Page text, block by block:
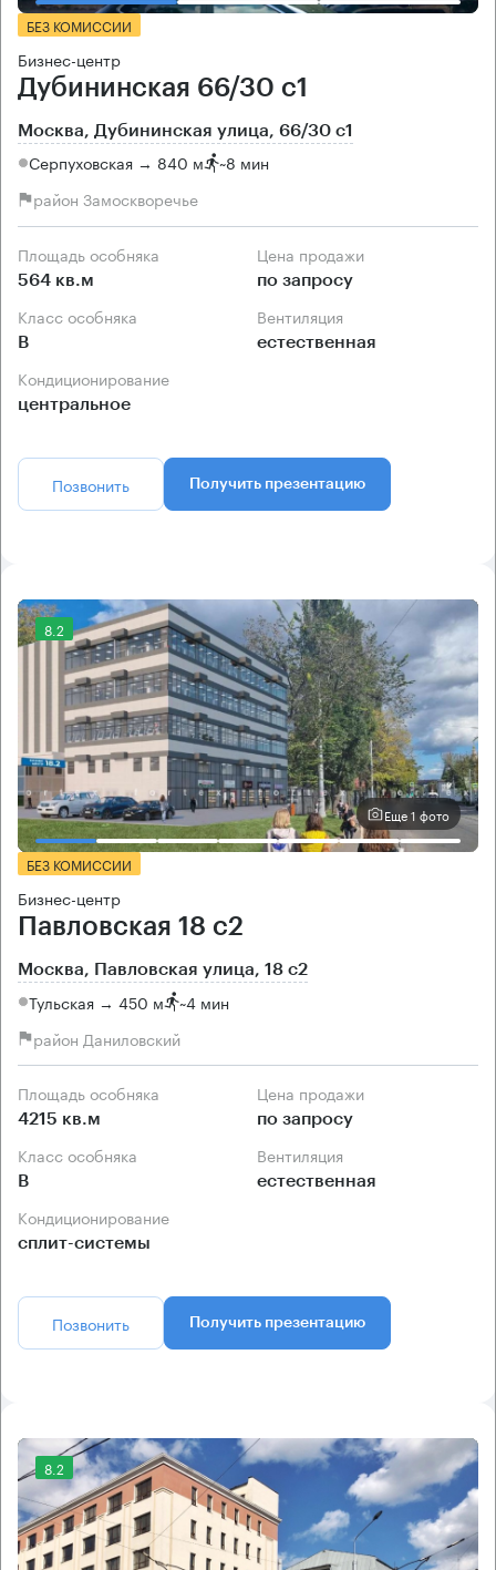
БЕЗ КОМИССИИ
Бизнес-центр
Дубининская 66/30 с1
Москва, Дубининская улица, 66/30 с1
Серпуховская → 840 м ~8 мин
район Замоскворечье
Площадь особняка
564 кв.м
Цена продажи
по запросу
Класс особняка
B
Вентиляция
естественная
Кондиционирование
центральное
Позвонить Получить презентацию
8.2
Еще 1 фото
БЕЗ КОМИССИИ
Бизнес-центр
Павловская 18 с2
Москва, Павловская улица, 18 с2
Тульская → 450 м ~4 мин
район Даниловский
Площадь особняка
4215 кв.м
Цена продажи
по запросу
Класс особняка
B
Вентиляция
естественная
Кондиционирование
сплит-системы
Позвонить Получить презентацию
8.2